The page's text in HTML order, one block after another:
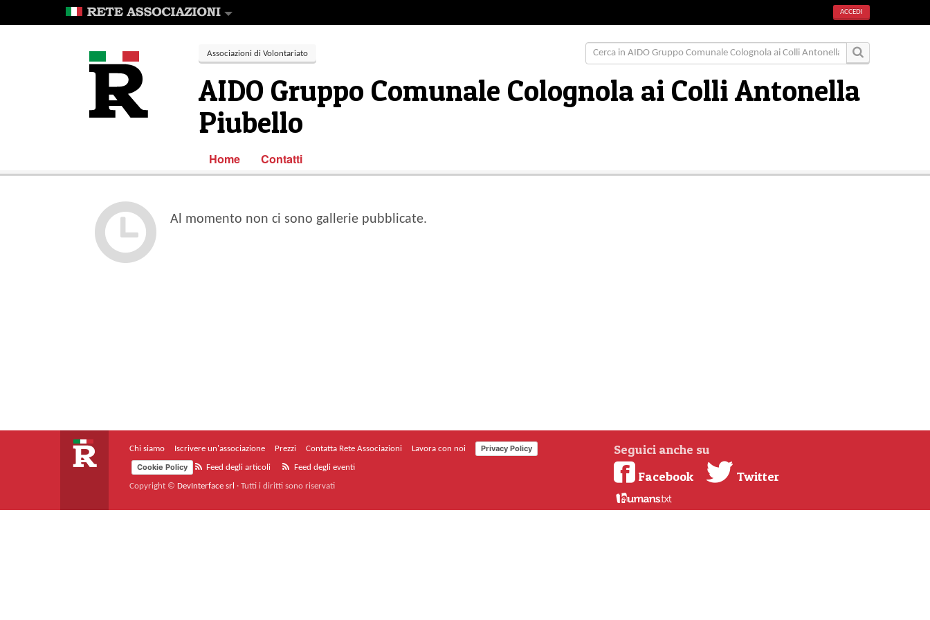
ACCEDI
Associazioni di Volontariato
AIDO Gruppo Comunale Colognola ai Colli Antonella
Piubello
Home Contatti
Al momento non ci sono gallerie pubblicate.
Chi siamo Iscrivere un'associazione Prezzi Contatta Rete Associazioni Lavora con noi
Privacy Policy
Cookie Policy
Feed degli articoli Feed degli eventi
Copyright © DevInterface srl · Tutti i diritti sono riservati
Seguici anche su
Facebook
Twitter